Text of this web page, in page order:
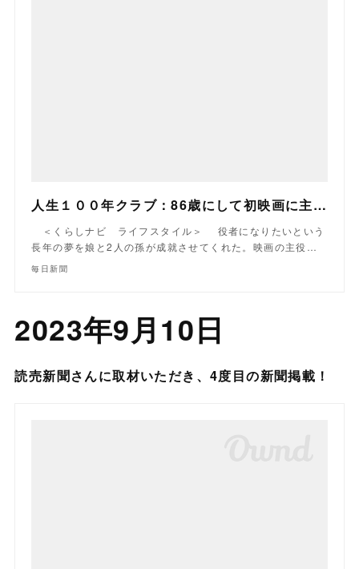
人生１００年クラブ：86歳にして初映画に主演 娘と孫がかなえた夢 | 毎日新聞
＜くらしナビ ライフスタイル＞ 役者になりたいという
長年の夢を娘と2人の孫が成就させてくれた。映画の主役…
毎日新聞
2023年9月10日
読売新聞さんに取材いただき、4度目の新聞掲載！